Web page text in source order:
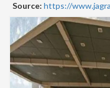
Source: https://